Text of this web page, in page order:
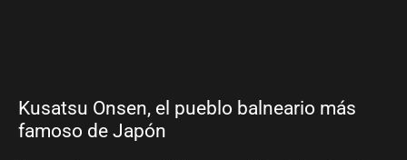
Kusatsu Onsen, el pueblo balneario más
famoso de Japón